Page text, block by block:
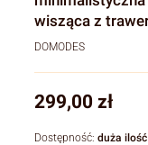
wisząca z
DOMODES
Cena
299,00 zł
Dostępność: duża ilość